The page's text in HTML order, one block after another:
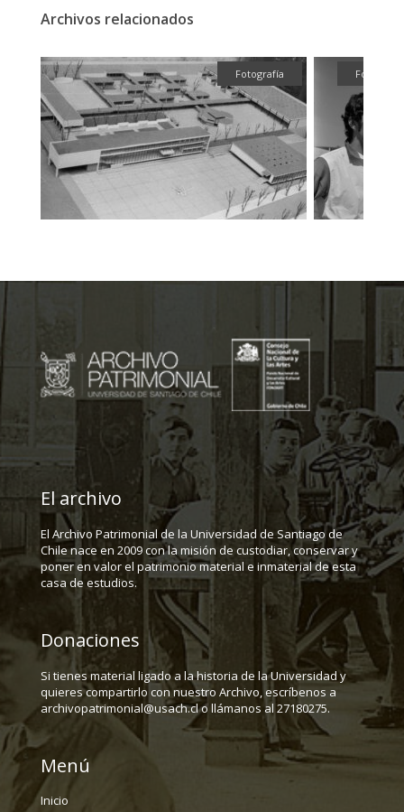
Archivos relacionados
Fotografía Fotografía
El archivo
El Archivo Patrimonial de la Universidad de Santiago de
Chile nace en 2009 con la misión de custodiar, conservar y
poner en valor el patrimonio material e inmaterial de esta
casa de estudios.
Donaciones
Si tienes material ligado a la historia de la Universidad y
quieres compartirlo con nuestro Archivo, escríbenos a
archivopatrimonial@usach.cl o llámanos al 27180275.
Menú
Inicio